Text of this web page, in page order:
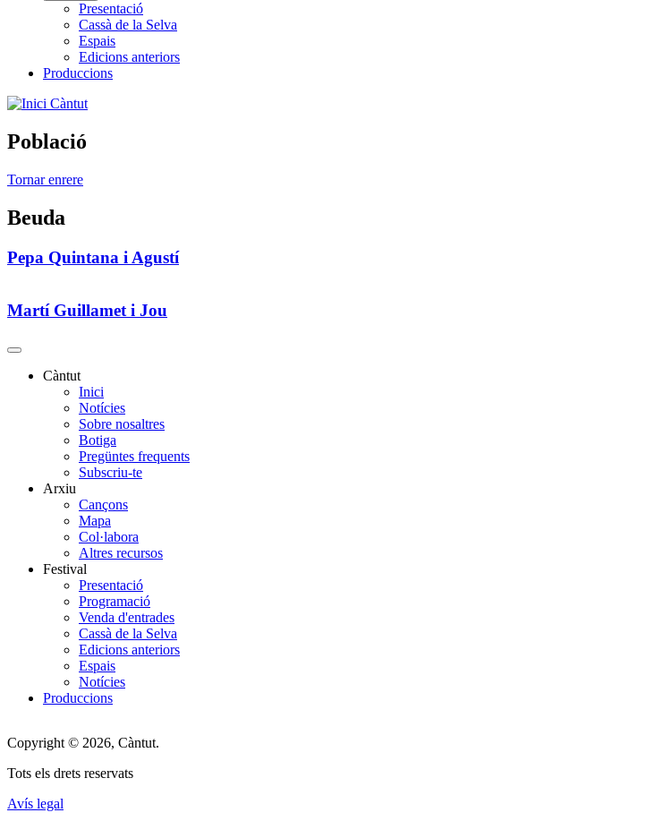
Presentació
Cassà de la Selva
Espais
Edicions anteriors
Produccions
Càntut
Població
Tornar enrere
Beuda
Pepa Quintana i Agustí
Martí Guillamet i Jou
Càntut
Inici
Notícies
Sobre nosaltres
Botiga
Pregüntes frequents
Subscriu-te
Arxiu
Cançons
Mapa
Col·labora
Altres recursos
Festival
Presentació
Programació
Venda d'entrades
Cassà de la Selva
Edicions anteriors
Espais
Notícies
Produccions
Copyright © 2026, Càntut.
Tots els drets reservats
Avís legal